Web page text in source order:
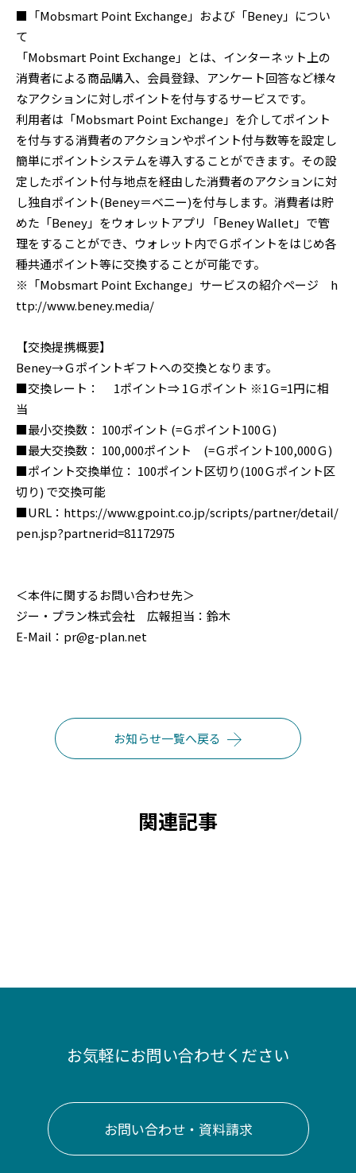
■「Mobsmart Point Exchange」および「Beney」につい
て
「Mobsmart Point Exchange」とは、インターネット上の
消費者による商品購入、会員登録、アンケート回答など様々
なアクションに対しポイントを付与するサービスです。
利用者は「Mobsmart Point Exchange」を介してポイント
を付与する消費者のアクションやポイント付与数等を設定し
簡単にポイントシステムを導入することができます。その設
定したポイント付与地点を経由した消費者のアクションに対
し独自ポイント(Beney＝ベニー)を付与します。消費者は貯
めた「Beney」をウォレットアプリ「Beney Wallet」で管
理をすることができ、ウォレット内でＧポイントをはじめ各
種共通ポイント等に交換することが可能です。
※「Mobsmart Point Exchange」サービスの紹介ページ h
ttp://www.beney.media/
【交換提携概要】
Beney→Ｇポイントギフトへの交換となります。
■交換レート： 1ポイント⇒ 1Ｇポイント ※1Ｇ=1円に相
当
■最小交換数： 100ポイント (=Ｇポイント100Ｇ)
■最大交換数： 100,000ポイント (=Ｇポイント100,000Ｇ)
■ポイント交換単位： 100ポイント区切り(100Ｇポイント区
切り) で交換可能
■URL：https://www.gpoint.co.jp/scripts/partner/detail/
pen.jsp?partnerid=81172975
＜本件に関するお問い合わせ先＞
ジー・プラン株式会社 広報担当：鈴木
E-Mail：pr@g-plan.net
お知らせ一覧へ戻る
関連記事
お気軽にお問い合わせください
お問い合わせ・資料請求